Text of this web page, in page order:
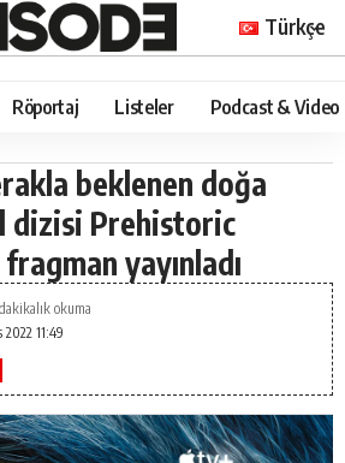
Türkçe
Röportaj Listeler Podcast & Video
beklenen doğa
dizisi Prehistoric
yayınladı
11:49
okuma